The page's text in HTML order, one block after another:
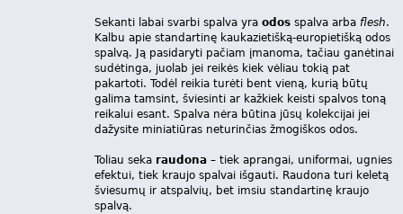
Sekanti labai svarbi spalva yra odosspalva arba flesh.
Kalbu apie standartinę kaukazietišką-europietišką odos
spalvą. Ją pasidaryti pačiam įmanoma, tačiau ganėtinai
sudėtinga, juolab jei reikės kiek vėliau tokią pat
pakartoti. Todėl reikia turėti bent vieną, kurią būtų
galima tamsint, šviesinti ar kažkiek keisti spalvos toną
reikalui esant. Spalva nėra būtina jūsų kolekcijai jei
dažysite miniatiūras neturinčias žmogiškos odos.
Toliau seka raudona– tiek aprangai, uniformai, ugnies
efektui, tiek kraujo spalvai išgauti. Raudona turi keletą
šviesumų ir atspalvių, bet imsiu standartinę kraujo
spalvą.